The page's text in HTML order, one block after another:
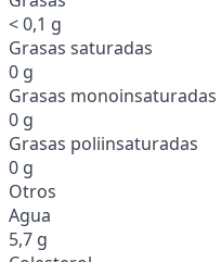
< 0,1 g
Grasas saturadas
0 g
Grasas monoinsaturadas
0 g
Grasas poliinsaturadas
0 g
Otros
Agua
5,7 g